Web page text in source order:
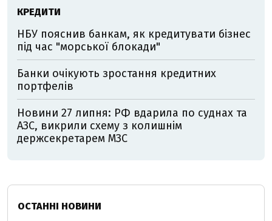
КРЕДИТИ
НБУ пояснив банкам, як кредитувати бізнес
під час "морської блокади"
Банки очікують зростання кредитних
портфелів
Новини 27 липня: РФ вдарила по суднах та
АЗС, викрили схему з колишнім
держсекретарем МЗС
ОСТАННІ НОВИНИ